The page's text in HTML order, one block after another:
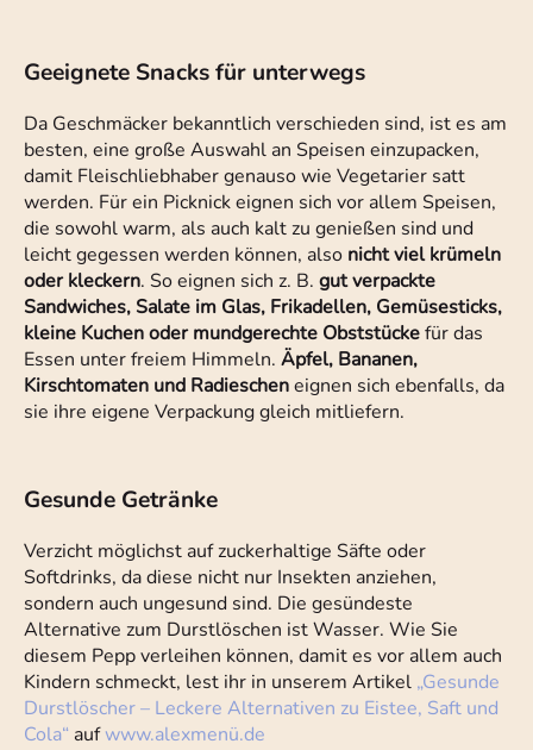
Geeignete Snacks für unterwegs
Da Geschmäcker bekanntlich verschieden sind, ist es am
besten, eine große Auswahl an Speisen einzupacken,
damit Fleischliebhaber genauso wie Vegetarier satt
werden. Für ein Picknick eignen sich vor allem Speisen,
die sowohl warm, als auch kalt zu genießen sind und
leicht gegessen werden können, also nicht viel krümeln
oder kleckern. So eignen sich z. B. gut verpackte
Sandwiches, Salate im Glas, Frikadellen, Gemüsesticks,
kleine Kuchen oder mundgerechte Obststückefür das
Essen unter freiem Himmeln. Äpfel, Bananen,
Kirschtomaten und Radiescheneignen sich ebenfalls, da
sie ihre eigene Verpackung gleich mitliefern.
Gesunde Getränke
Verzicht möglichst auf zuckerhaltige Säfte oder
Softdrinks, da diese nicht nur Insekten anziehen,
sondern auch ungesund sind. Die gesündeste
Alternative zum Durstlöschen ist Wasser. Wie Sie
diesem Pepp verleihen können, damit es vor allem auch
Kindern schmeckt, lest ihr in unserem Artikel „Gesunde
Durstlöscher – Leckere Alternativen zu Eistee, Saft und
Cola“ aufwww.alexmenü.de